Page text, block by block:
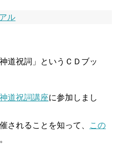
ル
道祝詞」というＣＤブッ
道祝詞講座に参加しまし
されることを知って、
この